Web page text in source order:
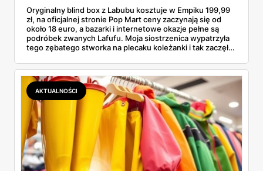
Oryginalny blind box z Labubu kosztuje w Empiku 199,99
zł, na oficjalnej stronie Pop Mart ceny zaczynają się od
około 18 euro, a bazarki i internetowe okazje pełne są
podróbek zwanych Lafufu. Moja siostrzenica wypatrzyła
tego zębatego stworka na plecaku koleżanki i tak zaczęło
kosztuje i po czym poznać, że sprzedawca nie wciska nam
podróbki. Spisałam wszystko, czego się dowiedziałam —
łącznie z jedną wpadką, o której za chwilę.
AKTUALNOŚCI